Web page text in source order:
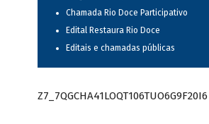
Chamada Rio Doce Participativo
Edital Restaura Rio Doce
Editais e chamadas públicas
Z7_7QGCHA41LOQT106TUO6G9F20I6